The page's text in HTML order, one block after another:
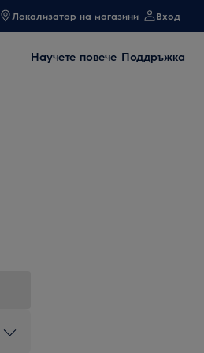
Локализатор на магазини Вход
Научете повече Поддръжка